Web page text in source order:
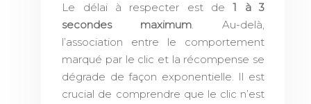
Le délai à respecter est de1 à 3
secondes maximum. Au-delà,
l’association entre le comportement
marqué par le clic et la récompense se
dégrade de façon exponentielle. Il est
crucial de comprendre que le clic n’est